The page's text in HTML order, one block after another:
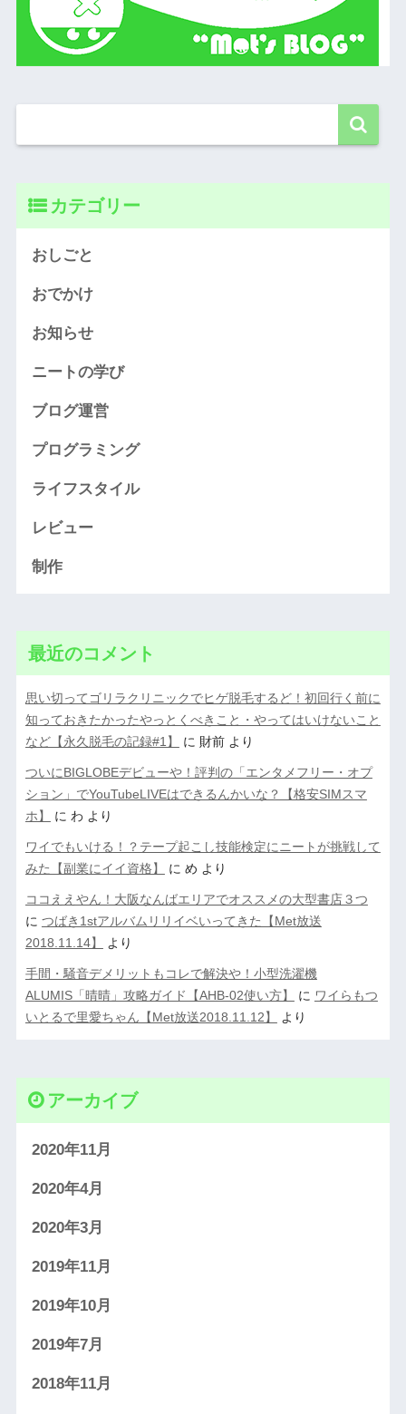
カテゴリー
おしごと
おでかけ
お知らせ
ニートの学び
ブログ運営
プログラミング
ライフスタイル
レビュー
制作
最近のコメント
思い切ってゴリラクリニックでヒゲ脱毛するど！初回行く前に
知っておきたかったやっとくべきこと・やってはいけないこと
など【永久脱毛の記録#1】
に 財前より
ついにBIGLOBEデビューや！評判の「エンタメフリー・オプ
ション」でYouTubeLIVEはできるんかいな？【格安SIMスマ
ホ】
に わ より
ワイでもいける！？テープ起こし技能検定にニートが挑戦して
みた【副業にイイ資格】
に め より
ココええやん！大阪なんばエリアでオススメの大型書店３つ
に つばき1stアルバムリリイベいってきた【Met放送
2018.11.14】
より
手間・騒音デメリットもコレで解決や！小型洗濯機
ALUMIS「晴晴」攻略ガイド【AHB-02使い方】
に ワイらもつ
いとるで里愛ちゃん【Met放送2018.11.12】
より
アーカイブ
2020年11月
2020年4月
2020年3月
2019年11月
2019年10月
2019年7月
2018年11月